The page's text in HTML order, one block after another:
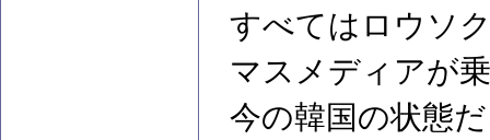
すべてはロウソ
マスメディアが
今の韓国の状態